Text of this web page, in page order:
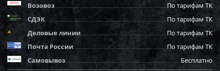
Возовоз
По тарифам ТК
СДЭК
По тарифам ТК
Деловые линии
По тарифам ТК
Почта России
По тарифам ТК
Самовывоз
Бесплатно